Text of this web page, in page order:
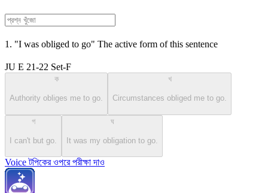
1. "I was obliged to go" The active form of this sentence
JU E 21-22 Set-F
ক
Authority obliges me to go.
খ
Circumstances obliged me to go.
গ
I can't but go.
ঘ
It was my obligation to go.
Voice টপিকের ওপরে পরীক্ষা দাও